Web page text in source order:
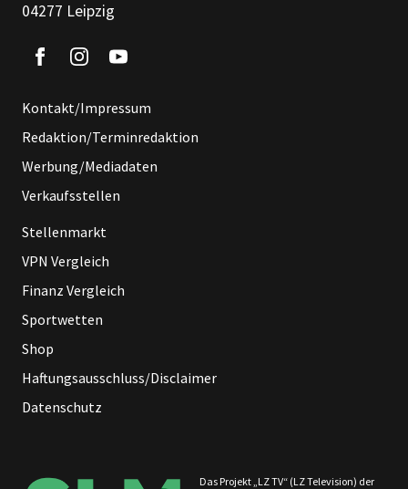
04277 Leipzig
Kontakt/Impressum
Redaktion/Terminredaktion
Werbung/Mediadaten
Verkaufsstellen
Stellenmarkt
VPN Vergleich
Finanz Vergleich
Sportwetten
Shop
Haftungsausschluss/Disclaimer
Datenschutz
Das Projekt „LZ TV“ (LZ Television) der